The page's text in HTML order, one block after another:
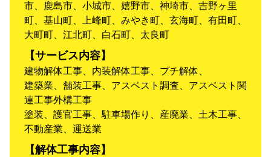
市、鹿島市、小城市、嬉野市、神埼市、吉野ヶ里
町、基山町、上峰町、みやき町、玄海町、有田町、
大町町、江北町、白石町、太良町
【サービス内容】
建物解体工事、内装解体工事、プチ解体、
建築業、舗装工事、アスベスト調査、アスベスト関
連工事外構工事
塗装、護官工事、駐車場作り、産廃業、土木工事、
不動産業、運送業
【解体工事内容】